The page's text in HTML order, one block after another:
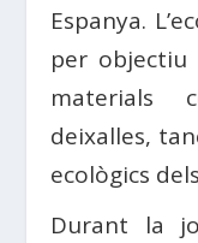
Espanya.
per objectiu
materials
deixalles,
ecològics
Durant la